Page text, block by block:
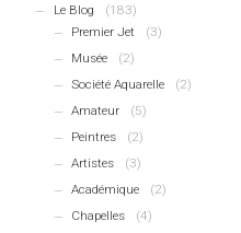
Le Blog
(183)
Premier Jet
(3)
Musée
(2)
Société Aquarelle
(2)
Amateur
(5)
Peintres
(2)
Artistes
(3)
Académique
(2)
Chapelles
(4)